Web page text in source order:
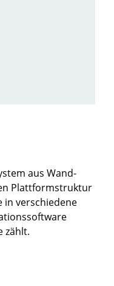
aus Wand-
Plattformstruktur
in verschiedene
zählt.